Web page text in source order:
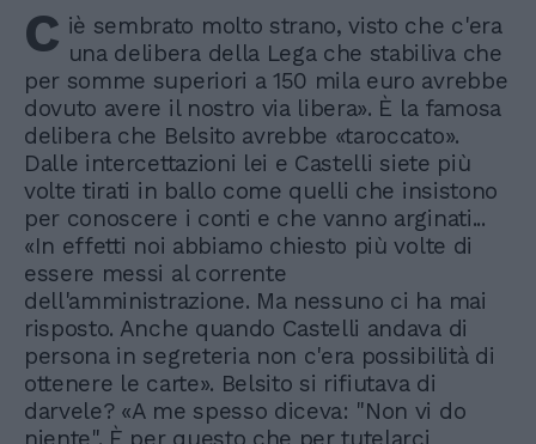
C iè sembrato molto strano, visto che c'era
una delibera della Lega che stabiliva che
per somme superiori a 150 mila euro avrebbe
dovuto avere il nostro via libera». È la famosa
delibera che Belsito avrebbe «taroccato».
Dalle intercettazioni lei e Castelli siete più
volte tirati in ballo come quelli che insistono
per conoscere i conti e che vanno arginati...
«In effetti noi abbiamo chiesto più volte di
essere messi al corrente
dell'amministrazione. Ma nessuno ci ha mai
risposto. Anche quando Castelli andava di
persona in segreteria non c'era possibilità di
ottenere le carte». Belsito si rifiutava di
darvele? «A me spesso diceva: "Non vi do